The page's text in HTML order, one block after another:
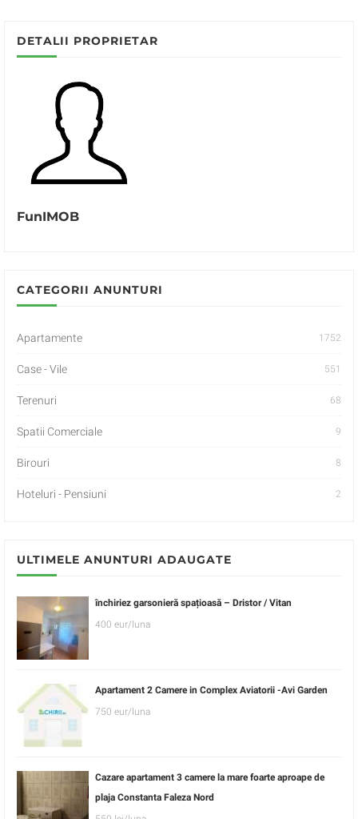
DETALII PROPRIETAR
FunIMOB
CATEGORII ANUNTURI
Apartamente 1752
Case - Vile 551
Terenuri 68
Spatii Comerciale 9
Birouri 8
Hoteluri - Pensiuni 2
ULTIMELE ANUNTURI ADAUGATE
închiriez garsonieră spațioasă – Dristor / Vitan
400 eur/luna
Apartament 2 Camere in Complex Aviatorii -Avi Garden
750 eur/luna
Cazare apartament 3 camere la mare foarte aproape de
plaja Constanta Faleza Nord